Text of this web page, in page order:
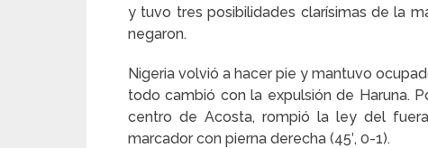
y tuvo tres posibilidades clarísimas de la
negaron.
Nigeria volvió a hacer pie y mantuvo
todo cambió con la expulsión de Haruna.
centro de Acosta, rompió la ley del
marcador con pierna derecha (45′, 0-1).